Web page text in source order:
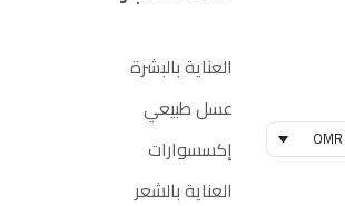
العناية بالبشرة
عسل طبيعي
إكسسوارات
العناية بالشعر